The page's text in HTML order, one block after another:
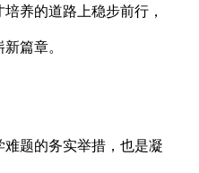
养的道路上稳步前行，
篇章。
题的务实举措，也是凝